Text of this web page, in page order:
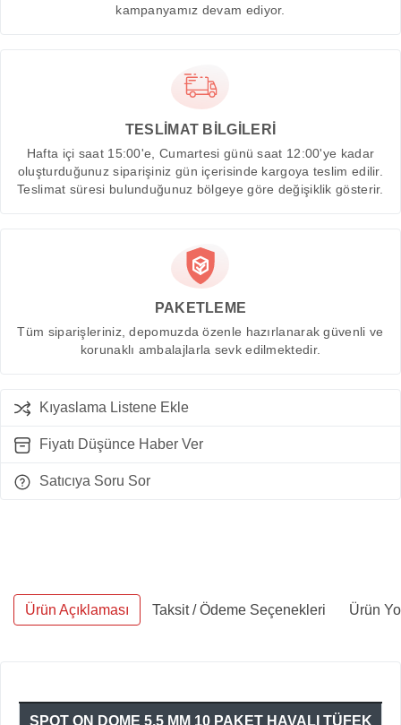
kampanyamız devam ediyor.
TESLİMAT BİLGİLERİ
Hafta içi saat 15:00'e, Cumartesi günü saat 12:00'ye kadar
oluşturduğunuz siparişiniz gün içerisinde kargoya teslim edilir.
Teslimat süresi bulunduğunuz bölgeye göre değişiklik gösterir.
PAKETLEME
Tüm siparişleriniz, depomuzda özenle hazırlanarak güvenli ve
korunaklı ambalajlarla sevk edilmektedir.
Kıyaslama Listene Ekle
Fiyatı Düşünce Haber Ver
Satıcıya Soru Sor
Ürün Açıklaması Taksit / Ödeme Seçenekleri Ürün
SPOT ON DOME 5,5 MM 10 PAKET HAVALI TÜFEK